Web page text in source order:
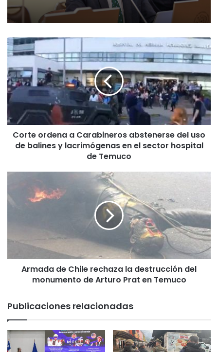
C
o
t
e
o
r
d
e
a
b
t
e
e
r
Corte ordena a Carabineros abstenerse del uso
de balines y lacrimógenas en el sector hospital
de Temuco
m
C
r
e
c
h
a
Armada de Chile rechaza la destrucción del
monumento de Arturo Prat en Temuco
Publicaciones relacionadas